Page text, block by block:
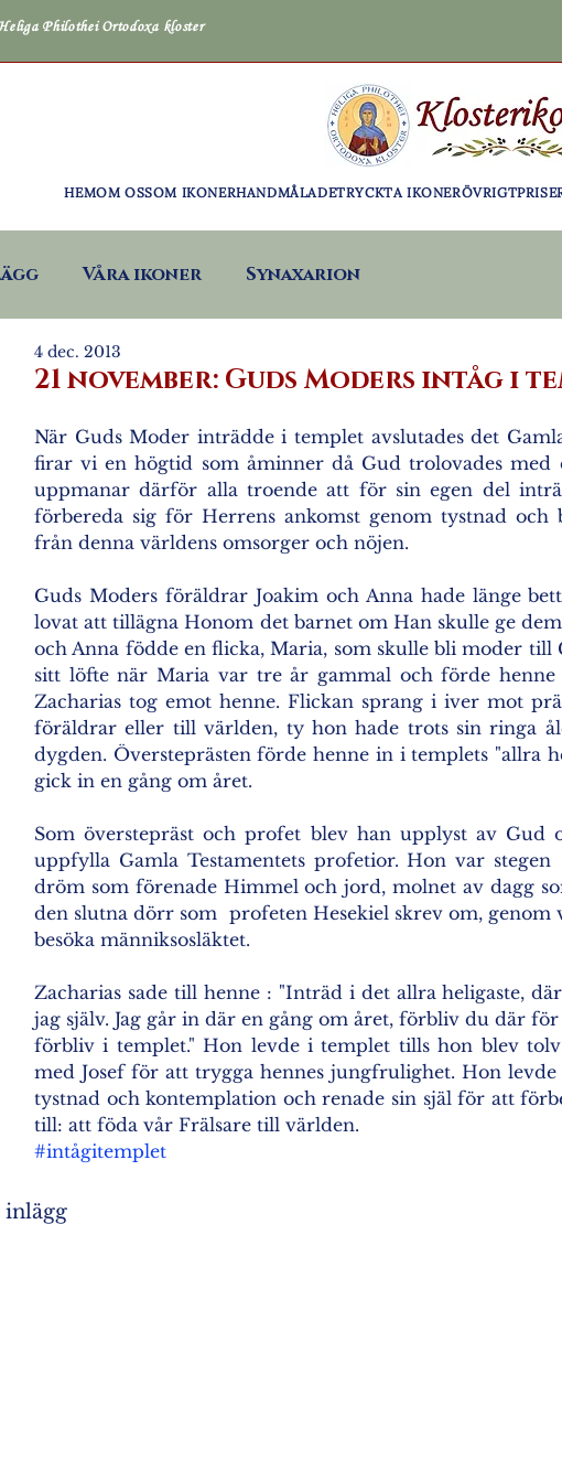
Philothei Ortodoxa kloster
HEMOM OSSOM IKONERHANDMÅLADETRYCKTA IKONERÖVRIGT
Våra ikoner Synaxarion
21 november: Guds Moders intåg i
4 dec. 2013
När Guds Moder inträdde i templet avslutades det
firar vi en högtid som åminner då Gud trolovades med
uppmanar därför alla troende att för sin egen del
förbereda sig för Herrens ankomst genom tystnad och
från denna världens omsorger och nöjen.
Guds Moders föräldrar Joakim och Anna hade länge
lovat att tillägna Honom det barnet om Han skulle ge
och Anna födde en flicka, Maria, som skulle bli moder
sitt löfte när Maria var tre år gammal och förde henne
Zacharias tog emot henne. Flickan sprang i iver mot
föräldrar eller till världen, ty hon hade trots sin ringa
dygden. Översteprästen förde henne in i templets "allra
gick in en gång om året.
Som överstepräst och profet blev han upplyst av
uppfylla Gamla Testamentets profetior. Hon var stegen
dröm som förenade Himmel och jord, molnet av dagg
den slutna dörr som  profeten Hesekiel skrev om,
besöka männiksosläktet.
Zacharias sade till henne : "Inträd i det allra heligaste,
jag själv. Jag går in där en gång om året, förbliv du där
förbliv i templet." Hon levde i templet tills hon blev
med Josef för att trygga hennes jungfrulighet. Hon
tystnad och kontemplation och renade sin själ för att
till: att föda vår Frälsare till världen.
#intågitemplet
inlägg